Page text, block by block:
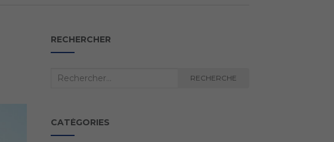
RECHERCHER
Recherche
RECHERCHE
CATÉGORIES